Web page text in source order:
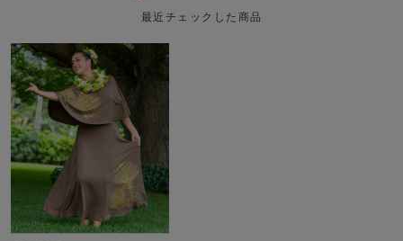
最近チェックした商品